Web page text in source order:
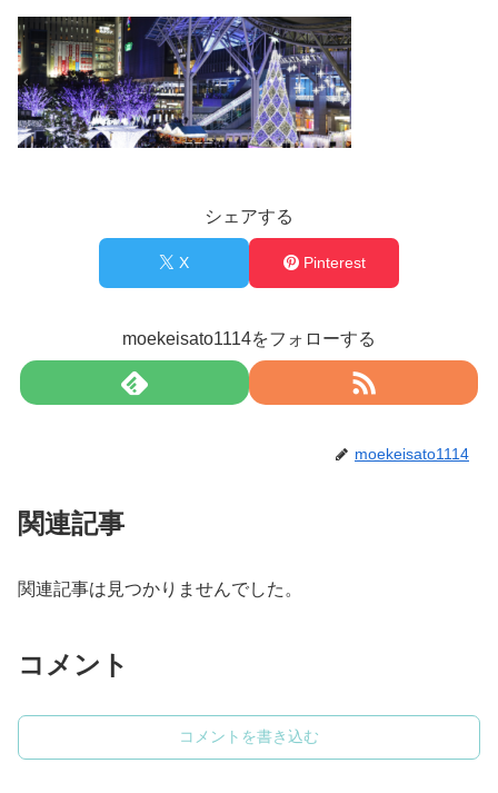
シェアする
X Pinterest
moekeisato1114をフォローする
moekeisato1114
関連記事
関連記事は見つかりませんでした。
コメント
コメントを書き込む